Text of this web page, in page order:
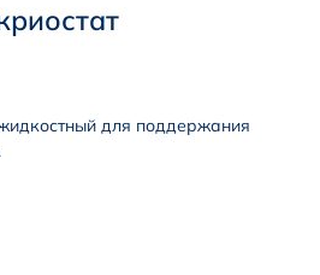
для поддержания